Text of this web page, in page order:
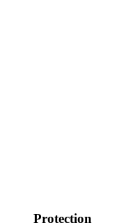
Protection